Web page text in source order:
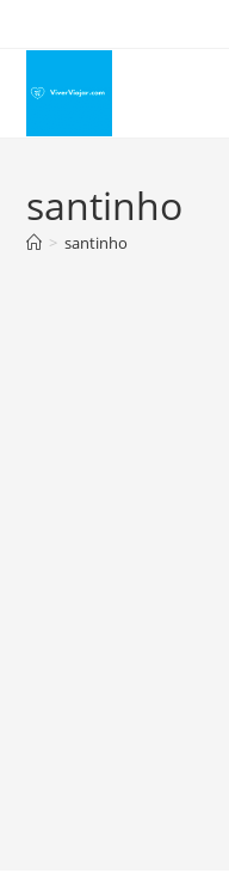
conteúdo
santinho
> santinho